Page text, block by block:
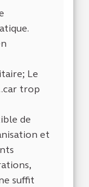
Le
trop
de
et
suffit